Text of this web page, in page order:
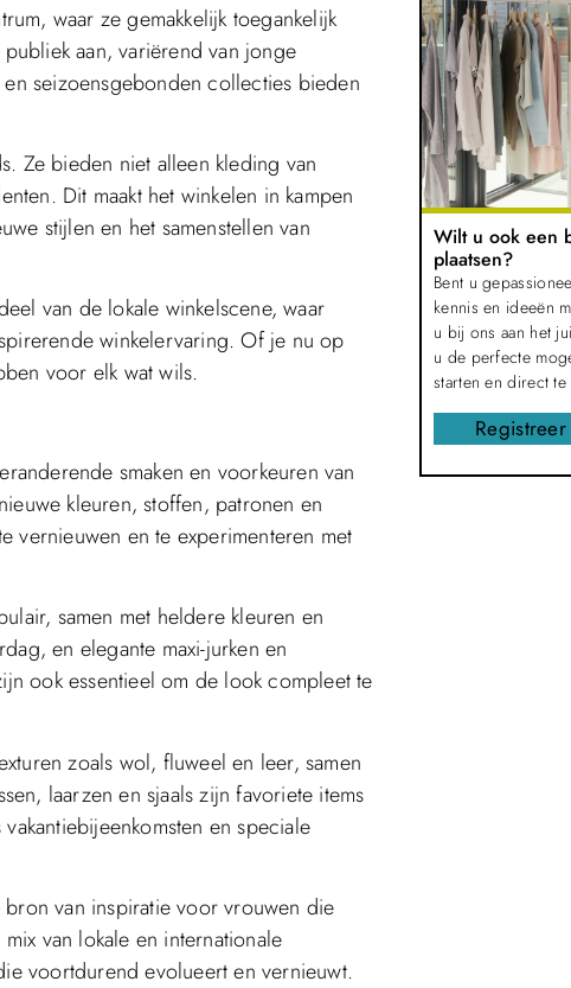
waar ze gemakkelijk toegankelijk
aan, variërend van jonge
seizoensgebonden collecties bieden
Ze bieden niet alleen kleding van
Dit maakt het winkelen in kampen
stijlen en het samenstellen van
van de lokale winkelscene, waar
winkelervaring. Of je nu op
voor elk wat wils.
smaken en voorkeuren van
kleuren, stoffen, patronen en
vernieuwen en te experimenteren met
samen met heldere kleuren en
en elegante maxi-jurken en
ook essentieel om de look compleet te
zoals wol, fluweel en leer, samen
laarzen en sjaals zijn favoriete items
en speciale
van inspiratie voor vrouwen die
van lokale en internationale
voortdurend evolueert en vernieuwt.
Wilt u ook een
plaatsen?
Bent u
kennis en ideeën
u bij ons aan het
u de perfecte
starten en direct